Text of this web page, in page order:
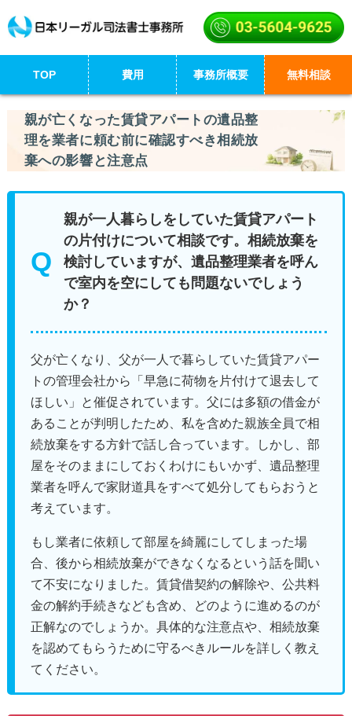
TOP 費用 事務所概要 無料相談
親が亡くなった賃貸アパートの遺品整
理を業者に頼む前に確認すべき相続放
棄への影響と注意点
親が一人暮らしをしていた賃貸アパート
の片付けについて相談です。相続放棄を
検討していますが、遺品整理業者を呼ん
で室内を空にしても問題ないでしょう
か？
父が亡くなり、父が一人で暮らしていた賃貸アパー
トの管理会社から「早急に荷物を片付けて退去して
ほしい」と催促されています。父には多額の借金が
あることが判明したため、私を含めた親族全員で相
続放棄をする方針で話し合っています。しかし、部
屋をそのままにしておくわけにもいかず、遺品整理
業者を呼んで家財道具をすべて処分してもらおうと
考えています。
もし業者に依頼して部屋を綺麗にしてしまった場
合、後から相続放棄ができなくなるという話を聞い
て不安になりました。賃貸借契約の解除や、公共料
金の解約手続きなども含め、どのように進めるのが
正解なのでしょうか。具体的な注意点や、相続放棄
を認めてもらうために守るべきルールを詳しく教え
てください。